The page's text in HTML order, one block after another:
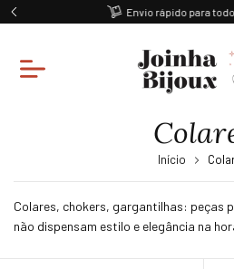
Ganhe 10% off na
Início
Colares, chokers, gargantilhas: peças
não dispensam estilo e elegância na